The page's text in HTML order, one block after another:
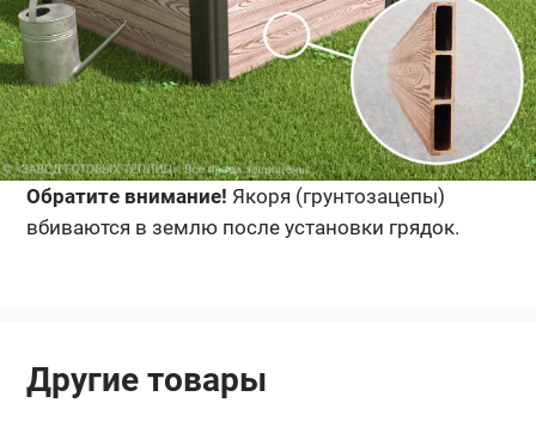
Обратите внимание! Якоря (грунтозацепы)
вбиваются в землю после установки грядок.
Другие товары